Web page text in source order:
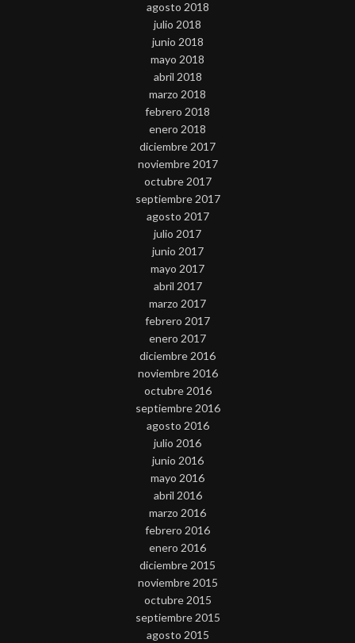
agosto 2018
julio 2018
junio 2018
mayo 2018
abril 2018
marzo 2018
febrero 2018
enero 2018
diciembre 2017
noviembre 2017
octubre 2017
septiembre 2017
agosto 2017
julio 2017
junio 2017
mayo 2017
abril 2017
marzo 2017
febrero 2017
enero 2017
diciembre 2016
noviembre 2016
octubre 2016
septiembre 2016
agosto 2016
julio 2016
junio 2016
mayo 2016
abril 2016
marzo 2016
febrero 2016
enero 2016
diciembre 2015
noviembre 2015
octubre 2015
septiembre 2015
agosto 2015